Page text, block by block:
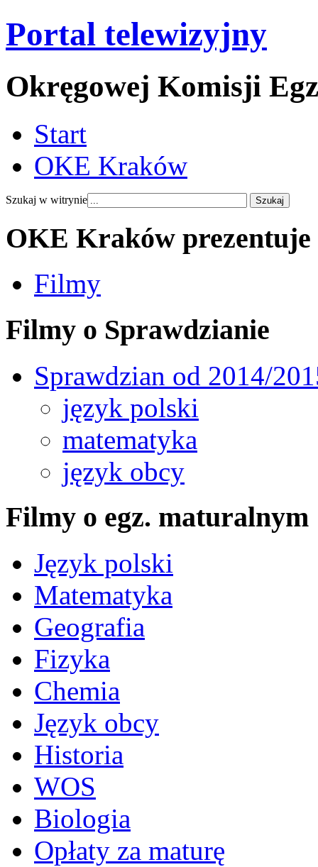
Portal telewizyjny
Okręgowej Komisji
Start
OKE Kraków
Szukaj w witrynie
OKE Kraków prezentuje
Filmy
Filmy o Sprawdzianie
Sprawdzian od 2014/
język polski
matematyka
język obcy
Filmy o egz. maturalnym
Język polski
Matematyka
Geografia
Fizyka
Chemia
Język obcy
Historia
WOS
Biologia
Opłaty za maturę